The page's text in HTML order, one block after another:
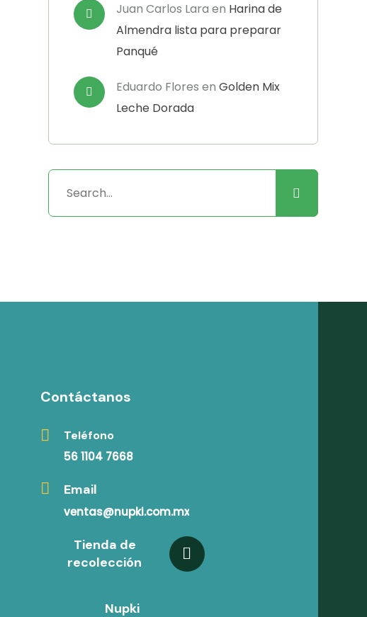
Juan Carlos Lara en Harina de
Almendra lista para preparar
Panqué
Eduardo Flores enGolden Mix
Leche Dorada
Contáctanos
Teléfono
56 1104 7668
Email
ventas@nupki.com.mx
Tienda de
recolección
Nupki